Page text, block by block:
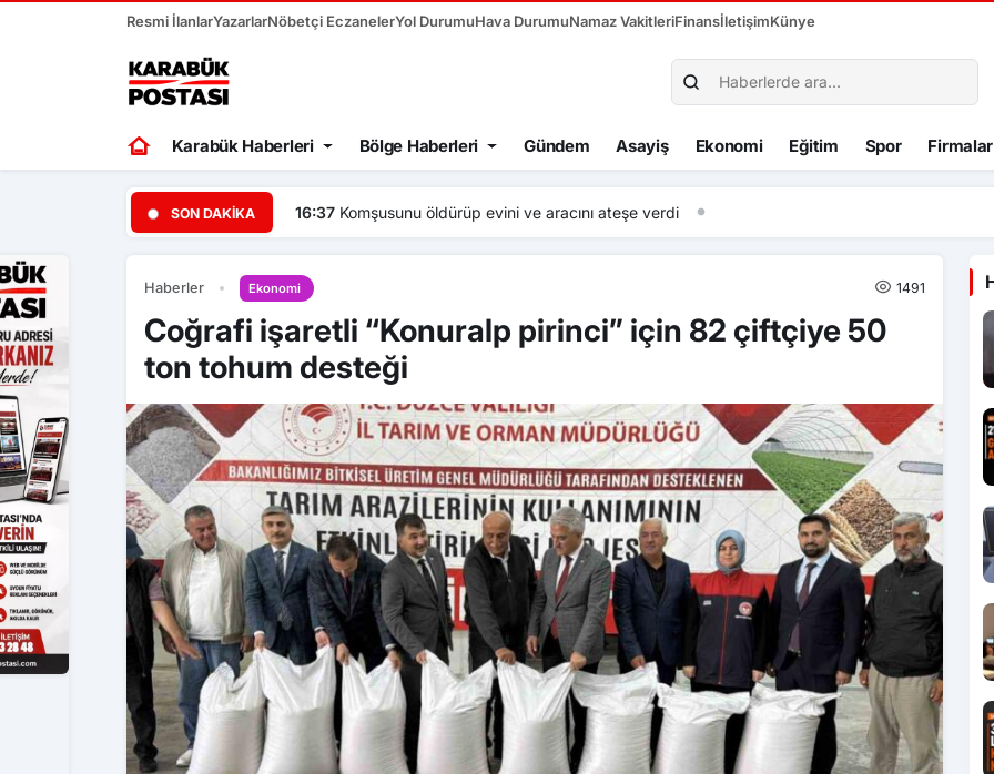
Resmi İlanlarYazarlarNöbetçi EczanelerYol DurumuHava DurumuNamaz VakitleriFinansİletişimKünye
Karabük Haberleri Bölge Haberleri Gündem Asayiş Ekonomi Eğitim Spor Firmalar
SON DAKIKA 16:37 Komşusunu öldürüp evini ve aracını ateşe verdi
Haberler Ekonomi 1491
Coğrafi işaretli “Konuralp pirinci” için 82 çiftçiye 50
ton tohum desteği